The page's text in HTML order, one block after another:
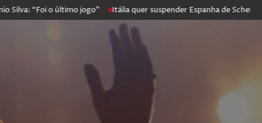
o último jogo” Itália quer suspender Espanha de Schengen.